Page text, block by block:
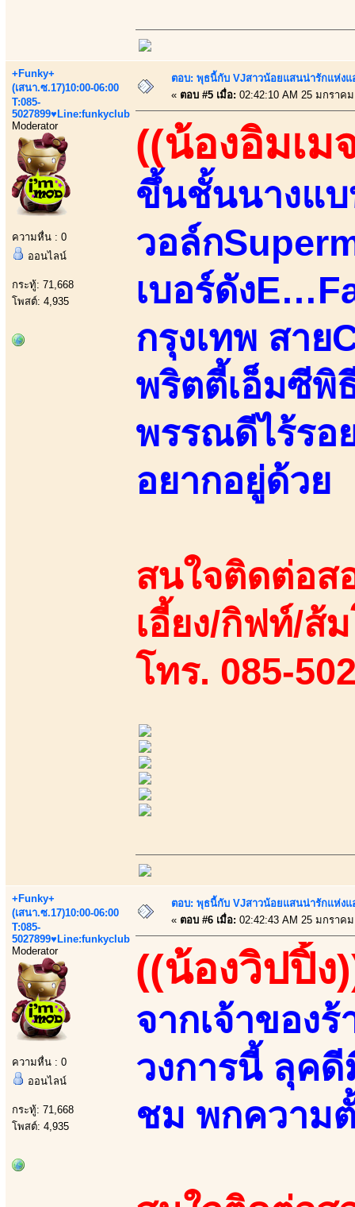
+Funky+
(เสนา.ซ.17)10:00-06:00
T:085-
5027899♥Line:funkyclub
Moderator
ความหื่น : 0
ออนไลน์
กระทู้: 71,668
โพสต์: 4,935
ตอบ: พุธนี้กับ VJสาวน้อยแสนน่ารักแห่งแ
« ตอบ #5 เมื่อ: 02:42:10 AM 25 มกราค
((น้องอิมเม
ขึ้นชั้นนางแ
วอล์ก
เบอร์ดัง
กรุงเทพ สาย
พริตตี้เอ็มซีพิ
พรรณดีไร้รอ
อยากอยู่ด้วย
สนใจติดต่อส
เอี้ยง/กิฟท์/ส้
โทร. 085-
+Funky+
(เสนา.ซ.17)10:00-06:00
T:085-
5027899♥Line:funkyclub
Moderator
ความหื่น : 0
ออนไลน์
กระทู้: 71,668
โพสต์: 4,935
ตอบ: พุธนี้กับ VJสาวน้อยแสนน่ารักแห่งแ
« ตอบ #6 เมื่อ: 02:42:43 AM 25 มกราค
((น้องวิปปิ้ง
จากเจ้าของ
วงการนี้ ลุค
ชม พกความ